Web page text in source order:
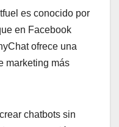
es conocido por
en Facebook
ofrece una
marketing más
chatbots sin